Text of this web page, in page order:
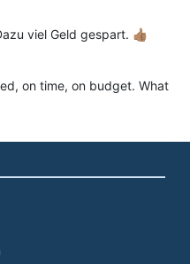
viel Geld gespart. 👍🏽
on time, on budget. What